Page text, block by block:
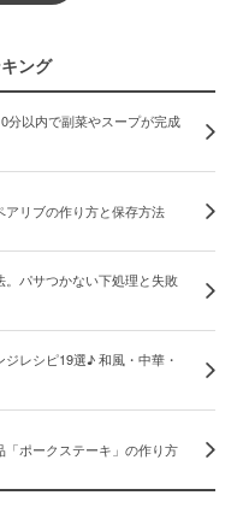
ング
分以内で副菜やスープが完成
リブの作り方と保存方法
パサつかない下処理と失敗
ジレシピ19選♪ 和風・中華・
ポークステーキ」の作り方